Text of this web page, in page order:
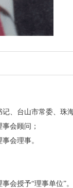
台山市常委、珠
会顾问；
会理事。
会授予“理事单位”。